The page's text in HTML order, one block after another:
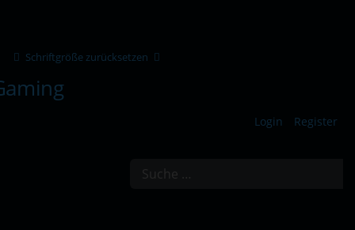
Schriftgröße zurücksetzen
Login Register